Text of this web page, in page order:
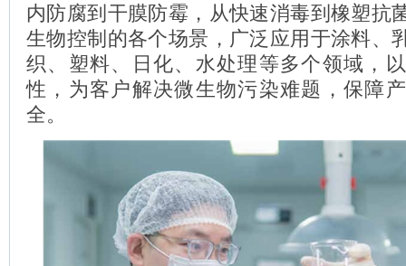
内防腐到干膜防霉，从快速消毒到橡塑抗
生物控制的各个场景，广泛应用于涂料、
织、塑料、日化、水处理等多个领域，
性，为客户解决微生物污染难题，保障
全。